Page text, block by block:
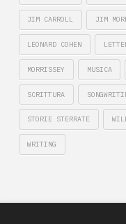
JIM CARROLL JIM
LEONARD COHEN
MORRISSEY MUSICA
SCRITTURA
STORIE STERRATE
WRITING